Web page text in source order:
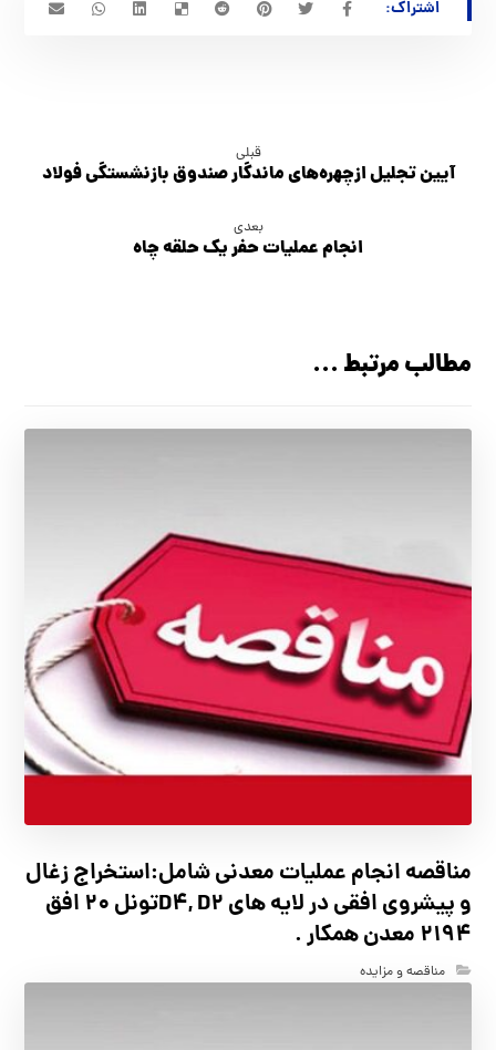
قبلی
آیین تجلیل ازچهره‌های ماندگار صندوق بازنشستگی فولاد
بعدی
انجام عمليات حفر يك حلقه چاه
مطالب مرتبط ...
مناقصه انجام عملیات معدنی شامل:استخراج زغال
و پیشروی افقی در لایه های D4, D2تونل 20 افق
2194 معدن همکار .
مناقصه و مزایده